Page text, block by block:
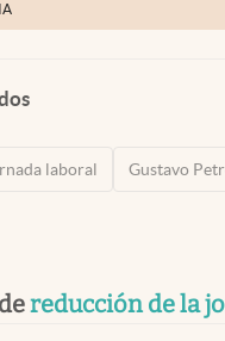
laboral Gustavo
reducción de la